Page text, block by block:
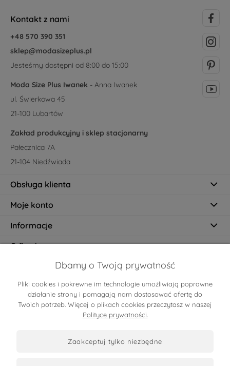
Kontakt z nami
+48 570 390 351
sklep@modasizeplus.pl
Jesteśmy dostępni od 8:00 do 15:00
Moda Size Plus Iwanek - Anna Iwanek
ul. Świerkowa 45
21-100 Lubartów
Zakład produkcyjny i sklep stacjonarny
Pałecznica 7A
21-104 Niedźwiada
Obsługa klienta
Moje konto
Informacje
O firmie
Certyfikaty
Dbamy o Twoją prywatność
Pliki cookies i pokrewne im technologie umożliwiają poprawne
działanie strony i pomagają nam dostosować ofertę do
Twoich potrzeb. Więcej o plikach cookies przeczytasz w naszej
Polityce prywatności.
zaakceptuj tylko niezbędne